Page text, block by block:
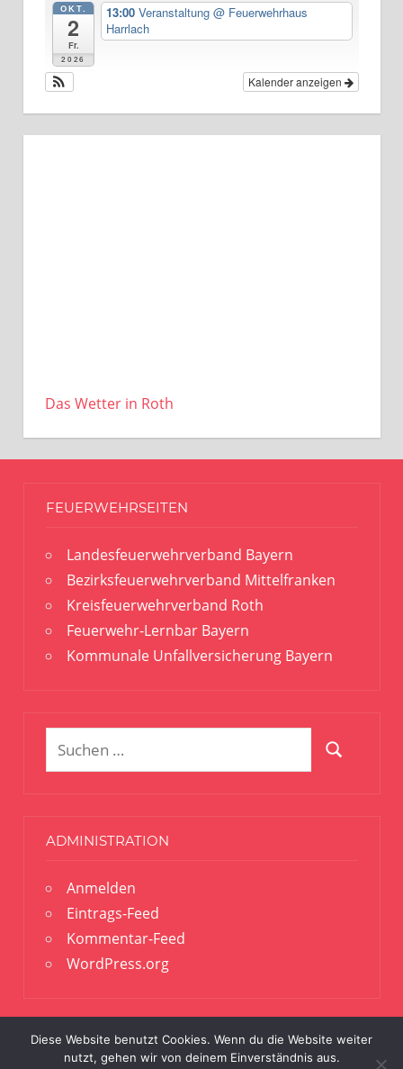
OKT.
2
Fr.
2026
13:00Veranstaltung@ Feuerwehrhaus
Harrlach
Kalender anzeigen
Das Wetter in Roth
FEUERWEHRSEITEN
Landesfeuerwehrverband Bayern
Bezirksfeuerwehrverband Mittelfranken
Kreisfeuerwehrverband Roth
Feuerwehr-Lernbar Bayern
Kommunale Unfallversicherung Bayern
Suchen
Suchen
ADMINISTRATION
Anmelden
Eintrags-Feed
Kommentar-Feed
WordPress.org
Diese Website benutzt Cookies. Wenn du die Website weiter
nutzt, gehen wir von deinem Einverständnis aus.